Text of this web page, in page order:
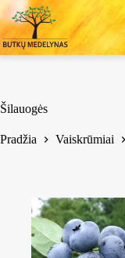
Šilauogės
Pradžia Vaiskrūmiai